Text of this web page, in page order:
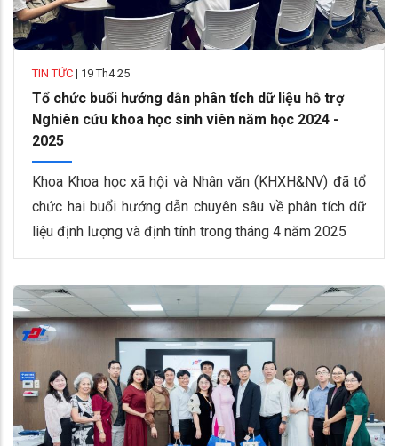
TIN TỨC | 19 Th4 25
Tổ chức buổi hướng dẫn phân tích dữ liệu hỗ trợ
Nghiên cứu khoa học sinh viên năm học 2024 -
2025
Khoa Khoa học xã hội và Nhân văn (KHXH&NV) đã tổ
chức hai buổi hướng dẫn chuyên sâu về phân tích dữ
liệu định lượng và định tính trong tháng 4 năm 2025